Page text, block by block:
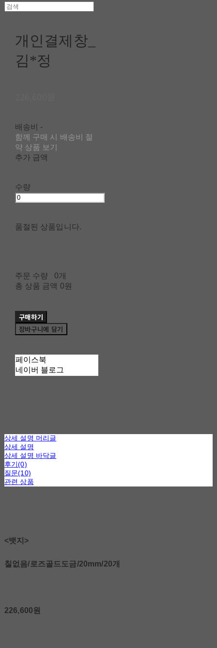
개인결제창_
김*정
배송비 -
함께 구매 시 배송비 절
약 상품 보기
추가 금액
수량
품절된 상품입니다.
주문 수량
0개
총 상품 금액 0원
구매하기
장바구니에 담기
페이스북
네이버 블로그
상세 설명 머리글
상세 설명
상세 설명 바닥글
후기(0)
질문(10)
관련 상품
<뱃지>
칠없음/로즈골드도금/20mm/20개
226,600원